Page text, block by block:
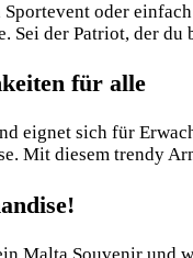
oder
Sei der Patriot, der
für alle
eignet sich für
Mit diesem trendy
Malta Souvenir und